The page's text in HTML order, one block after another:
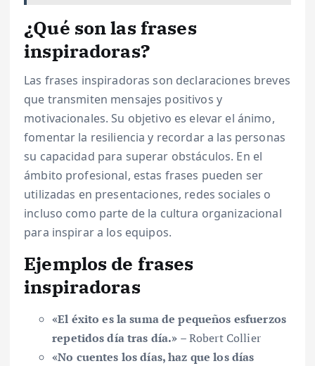
¿Qué son las frases
inspiradoras?
Las frases inspiradoras son declaraciones breves
que transmiten mensajes positivos y
motivacionales. Su objetivo es elevar el ánimo,
fomentar la resiliencia y recordar a las personas
su capacidad para superar obstáculos. En el
ámbito profesional, estas frases pueden ser
utilizadas en presentaciones, redes sociales o
incluso como parte de la cultura organizacional
para inspirar a los equipos.
Ejemplos de frases
inspiradoras
«El éxito es la suma de pequeños esfuerzos
repetidos día tras día.» – Robert Collier
«No cuentes los días, haz que los días